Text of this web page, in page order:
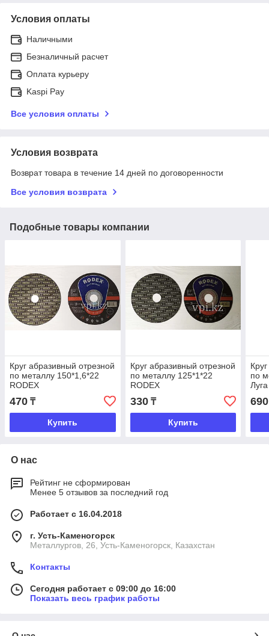
Условия оплаты
Наличными
Безналичный расчет
Оплата курьеру
Kaspi Pay
Все условия оплаты
Условия возврата
Возврат товара в течение 14 дней по договоренности
Все условия возврата
Подобные товары компании
Круг абразивный отрезной
по металлу 150*1,6*22
RODEX
470 ₸
Купить
Круг абразивный отрезной
по металлу 125*1*22
RODEX
330₸
Купить
по
Луга
690
О нас
Рейтинг не сформирован
Менее 5 отзывов за последний год
Работает с 16.04.2018
г. Усть-Каменогорск
Металлургов, 26, Усть-Каменогорск, Казахстан
Контакты
Сегодня работает с 09:00 до 16:00
Показать весь график работы